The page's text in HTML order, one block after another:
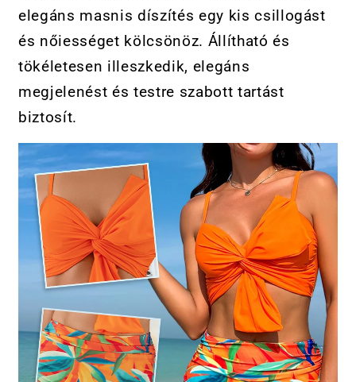
elegáns masnis díszítés egy kis csillogást
és nőiességet kölcsönöz. Állítható és
tökéletesen illeszkedik, elegáns
megjelenést és testre szabott tartást
biztosít.